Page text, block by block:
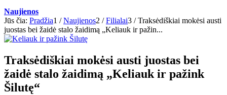
Naujienos
Jūs čia: Pradžia1 / Naujienos2 / Filialai3 / Traksėdiškiai mokėsi austi
juostas bei žaidė stalo žaidimą „Keliauk ir pažin...
Traksėdiškiai mokėsi austi juostas bei
žaidė stalo žaidimą „Keliauk ir pažink
Šilutę“